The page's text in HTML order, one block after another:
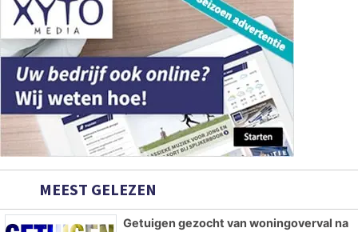
MEEST GELEZEN
Getuigen gezocht van woningoverval na